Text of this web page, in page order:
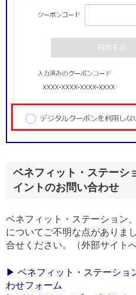
ベネフィット・ステーシ
イントのお問い合わせ
ベネフィット・ステーション
についてご不明な点がありま
合せください。（外部サイト
▶ ベネフィット・ステーシ
わせフォーム